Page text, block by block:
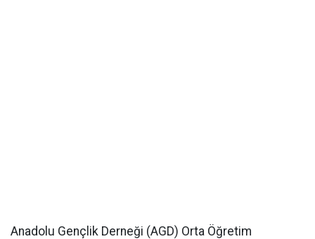
Anadolu Gençlik Derneği (AGD) Orta Öğretim